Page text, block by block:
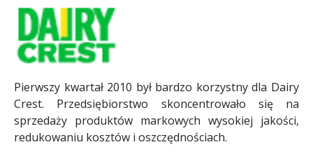
Pierwszy kwartał 2010 był bardzo korzystny dla Dairy
Crest. Przedsiębiorstwo skoncentrowało się na
sprzedaży produktów markowych wysokiej jakości,
redukowaniu kosztów i oszczędnościach.